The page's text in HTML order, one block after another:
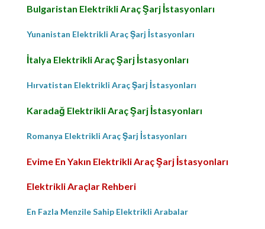
Bulgaristan Elektrikli Araç Şarj İstasyonları
Yunanistan Elektrikli Araç Şarj İstasyonları
İtalya Elektrikli Araç Şarj İstasyonları
Hırvatistan Elektrikli Araç Şarj İstasyonları
Karadağ Elektrikli Araç Şarj İstasyonları
Romanya Elektrikli Araç Şarj İstasyonları
Evime En Yakın Elektrikli Araç Şarj İstasyonları
Elektrikli Araçlar Rehberi
En Fazla Menzile Sahip Elektrikli Arabalar